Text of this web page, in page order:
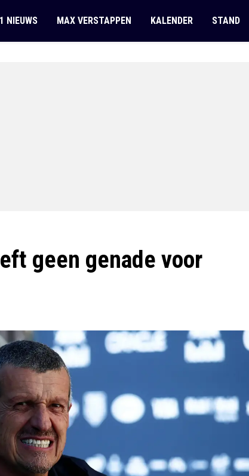
NIEUWS MAX VERSTAPPEN KALENDER STAND
geen genade voor